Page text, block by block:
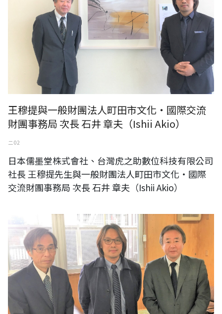
王穆提與一般財團法人町田市文化・國際交流
財團事務局 次長 石井 章夫（Ishii Akio）
二 02
日本儒墨堂株式會社、台灣虎之助數位科技有限公司
社長 王穆提先生與一般財團法人町田市文化・國際
交流財團事務局 次長 石井 章夫（Ishii Akio）
一般財團法人町田市文化・國際交流財團事務局局長 森 和秋（Mori
Kazuaki）、 次長 石井 章夫（Ishii Akio）